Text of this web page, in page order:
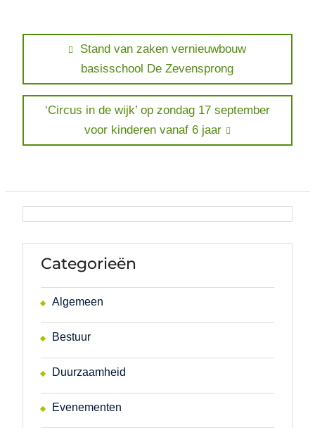
Bericht
navigatie
Previous
post:
Stand van zaken vernieuwbouw
basisschool De Zevensprong
Next
‘Circus in de wijk’ op zondag 17 september
voor kinderen vanaf 6 jaar
Categorieën
Algemeen
Bestuur
Duurzaamheid
Evenementen